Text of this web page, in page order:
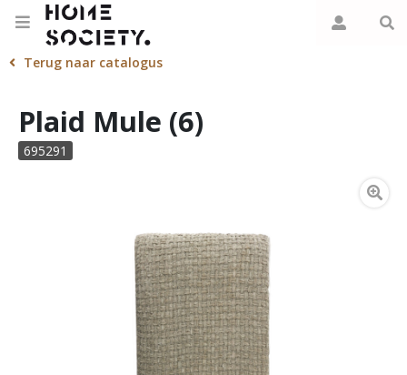
Terug naar catalogus
Plaid Mule (6)
695291